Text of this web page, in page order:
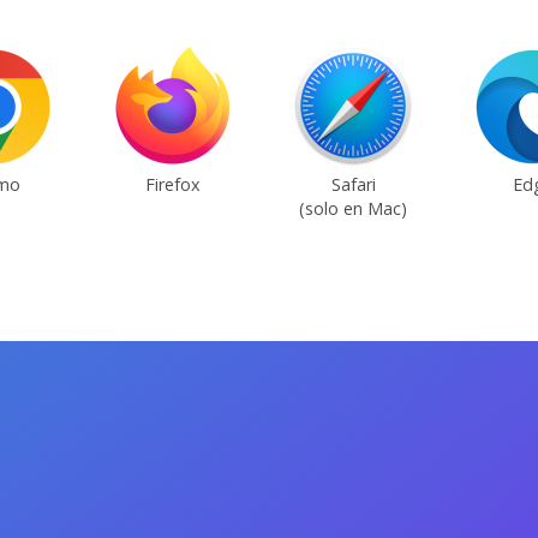
Firefox
Safari
(solo en Mac)